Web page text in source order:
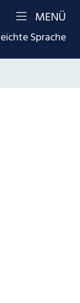
Sprache
MENÜ